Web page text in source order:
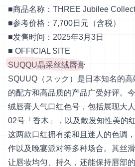
■商品名称：THREE Jubilee
■参考价格：7,700日元（含税）
■发售时间：2025年3月3日
■ OFFICIAL SITE
SUQQU晶采丝绒唇膏
SQUUQ（スック）是日本知名的
的配方和高品质的产品广受好评。
绒唇膏人气口红色号，包括展现大
02号「香木」，以及散发知性美的
这两款口红拥有柔和且迷人的色调
作以及晚宴派对等多种场合。其丝
让唇妆均匀、持久，还能保持唇部